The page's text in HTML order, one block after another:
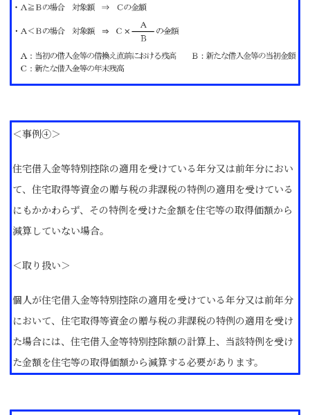
＜事例④＞
住宅借入金等特別控除の適用を受けている年分又は前年分におい
て、住宅取得等資金の贈与税の非課税の特例の適用を受けている
にもかかわらず、その特例を受けた金額を住宅等の取得価額から
減算していない場合。
＜取り扱い＞
個人が住宅借入金等特別控除の適用を受けている年分又は前年分
において、住宅取得等資金の贈与税の非課税の特例の適用を受け
た場合には、住宅借入金等特別控除額の計算上、当該特例を受け
た金額を住宅等の取得価額から減算する必要があります。